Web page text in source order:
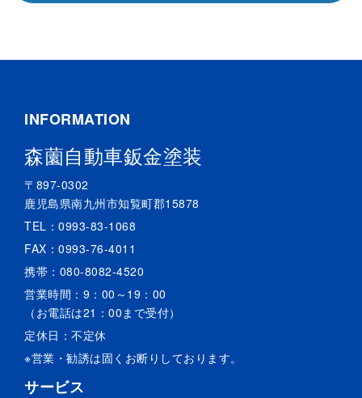
INFORMATION
森薗自動車鈑金塗装
〒897-0302
鹿児島県南九州市知覧町郡15878
TEL： 0993-83-1068
FAX：0993-76-4011
携帯： 080-8082-4520
営業時間：9：00～19：00
（お電話は21：00まで受付）
定休日：不定休
※営業・勧誘は固くお断りしております。
サービス